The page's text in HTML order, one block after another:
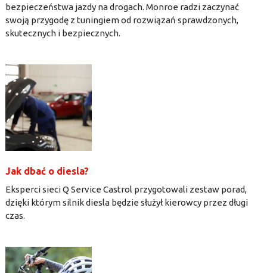
bezpieczeństwa jazdy na drogach. Monroe radzi zaczynać
swoją przygodę z tuningiem od rozwiązań sprawdzonych,
skutecznych i bezpiecznych.
Jak dbać o diesla?
Eksperci sieci Q Service Castrol przygotowali zestaw porad,
dzięki którym silnik diesla będzie służył kierowcy przez długi
czas.